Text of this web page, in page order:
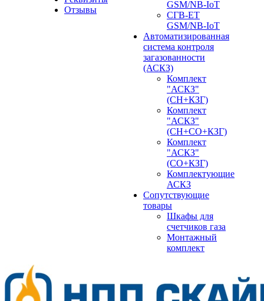
Отзывы
GSM/NB-IoT
СГВ-ЕТ
GSM/NB-IoT
Автоматизированная
система контроля
загазованности
(АСКЗ)
Комплект
"АСКЗ"
(СН+КЗГ)
Комплект
"АСКЗ"
(СН+СО+КЗГ)
Комплект
"АСКЗ"
(СО+КЗГ)
Комплектующие
АСКЗ
Сопутствующие
товары
Шкафы для
счетчиков газа
Монтажный
комплект